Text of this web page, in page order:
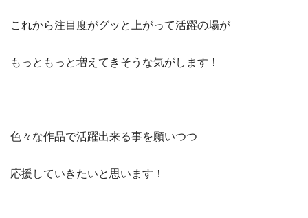
これから注目度がグッと上がって活躍の場が
もっともっと増えてきそうな気がします！
色々な作品で活躍出来る事を願いつつ
応援していきたいと思います！